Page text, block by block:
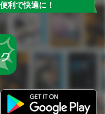
利で快適に！